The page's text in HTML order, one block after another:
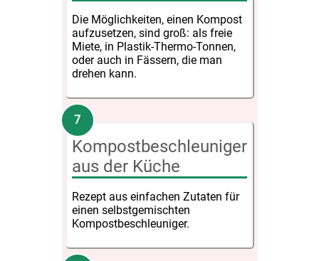
Die Möglichkeiten, einen Kompost
aufzusetzen, sind groß: als freie
Miete, in Plastik-Thermo-Tonnen,
oder auch in Fässern, die man
drehen kann.
Kompostbeschleuniger
aus der Küche
Rezept aus einfachen Zutaten für
einen selbstgemischten
Kompostbeschleuniger.